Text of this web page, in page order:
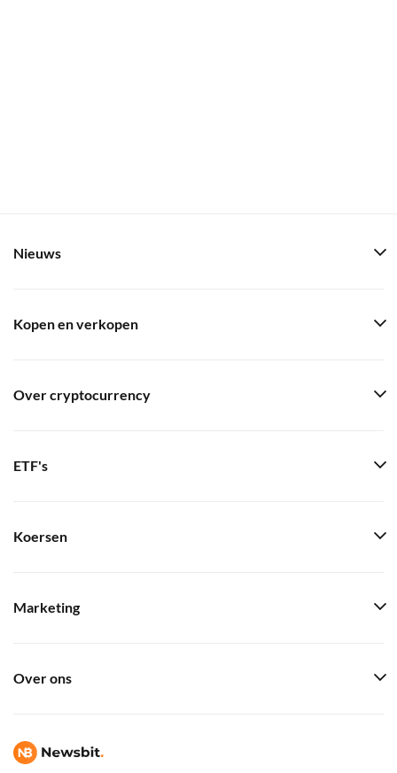
Nieuws
Kopen en verkopen
Over cryptocurrency
ETF's
Koersen
Marketing
Over ons